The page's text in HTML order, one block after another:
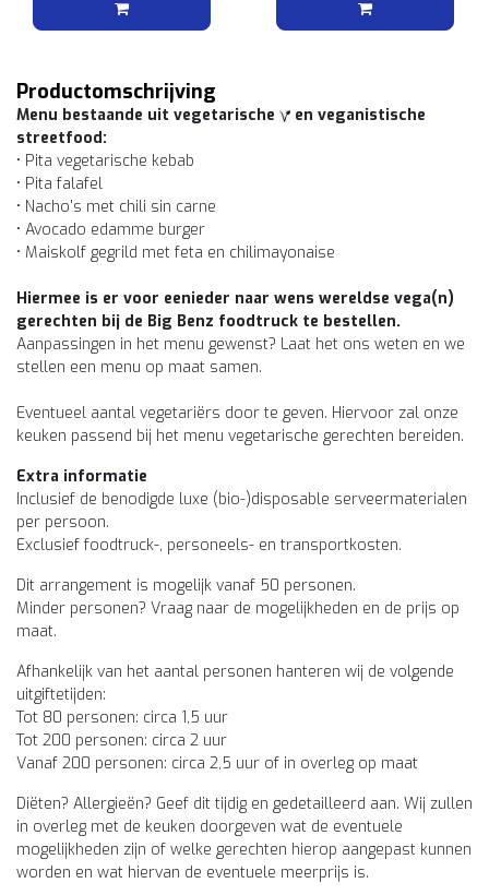
Productomschrijving
Menu bestaande uit vegetarische
en veganistische
streetfood:
• Pita vegetarische kebab
• Pita falafel
• Nacho's met chili sin carne
• Avocado edamme burger
• Maiskolf gegrild met feta en chilimayonaise
Hiermee is er voor eenieder naar wens wereldse vega(n)
gerechten bij de Big Benz foodtruck te bestellen.
Aanpassingen in het menu gewenst? Laat het ons weten en we
stellen een menu op maat samen.
Eventueel aantal vegetariërs door te geven. Hiervoor zal onze
keuken passend bij het menu vegetarische gerechten bereiden.
Extra informatie
Inclusief de benodigde luxe (bio-)disposable serveermaterialen
per persoon.
Exclusief foodtruck-, personeels- en transportkosten.
Dit arrangement is mogelijk vanaf 50 personen.
Minder personen? Vraag naar de mogelijkheden en de prijs op
maat.
Afhankelijk van het aantal personen hanteren wij de volgende
uitgiftetijden:
Tot 80 personen: circa 1,5 uur
Tot 200 personen: circa 2 uur
Vanaf 200 personen: circa 2,5 uur of in overleg op maat
Diëten? Allergieën? Geef dit tijdig en gedetailleerd aan. Wij zullen
in overleg met de keuken doorgeven wat de eventuele
mogelijkheden zijn of welke gerechten hierop aangepast kunnen
worden en wat hiervan de eventuele meerprijs is.